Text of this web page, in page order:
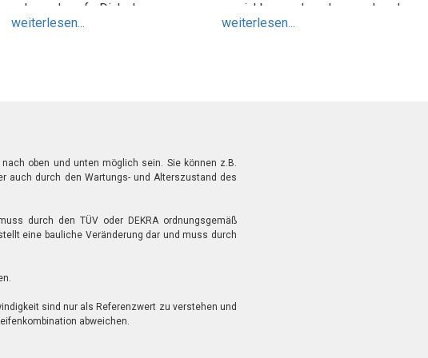
schon darauf. Dich kann man
immer weiter empfehlen.
weiterlesen...
erreichbar und auch umgehend
einen Termin bekommen. Man
weiterlesen...
oben und unten möglich sein. Sie können z.B.
auch durch den Wartungs- und Alterszustand des
durch den TÜV oder DEKRA ordnungsgemäß
eine bauliche Veränderung dar und muss durch
sind nur als Referenzwert zu verstehen und
abweichen.